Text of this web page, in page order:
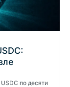
по десяти